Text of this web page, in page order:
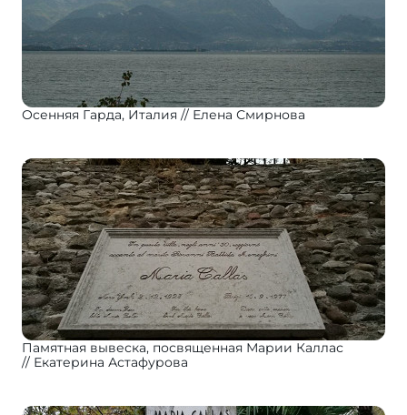
Осенняя Гарда, Италия Елена Смирнова
Памятная вывеска, посвященная Марии Каллас
Екатерина Астафурова